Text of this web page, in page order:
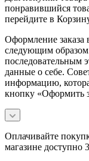
понравившийся
перейдите в
Оформление заказа
следующим
последовательным
данные о себе.
информацию,
кнопку «Оформить
Оплачивайте
магазине доступно